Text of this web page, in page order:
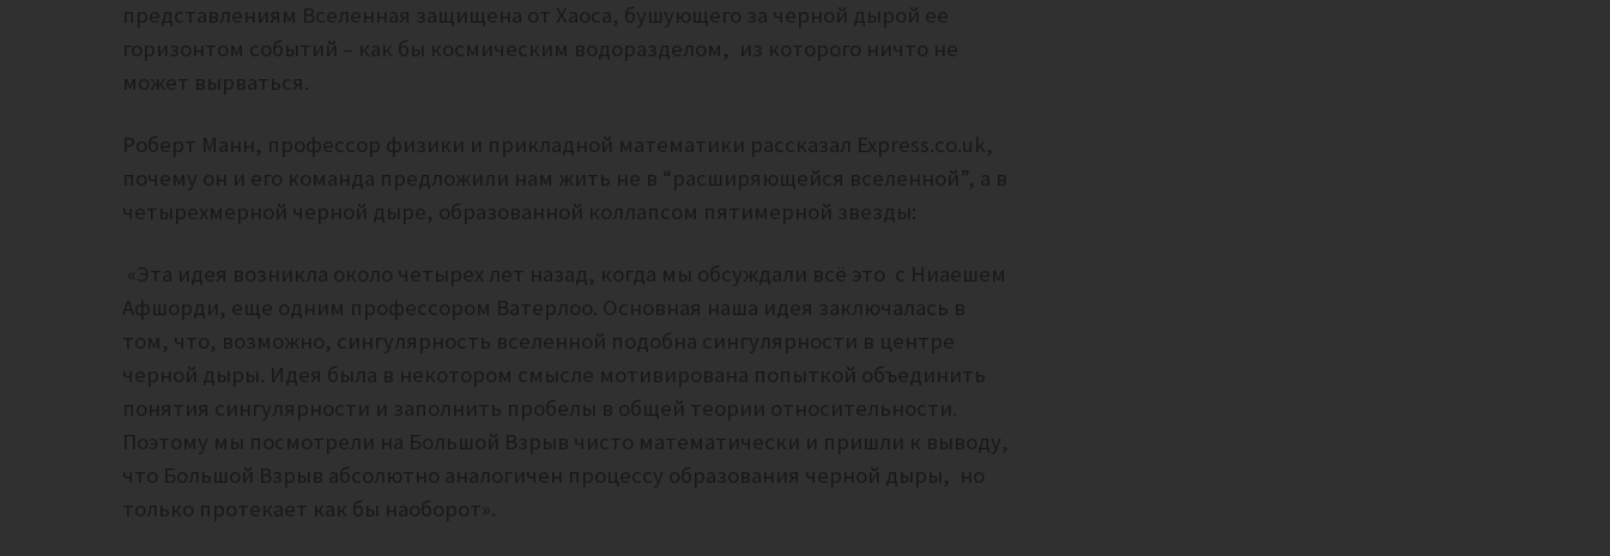
представлениям Вселенная защищена от Хаоса, бушующего за черной дырой ее
горизонтом событий – как бы космическим водоразделом, из которого ничто не
может вырваться.
Роберт Манн, профессор физики и прикладной математики рассказал Express.co.uk,
почему он и его команда предложили нам жить не в “расширяющейся вселенной”, а в
четырехмерной черной дыре, образованной коллапсом пятимерной звезды:
«Эта идея возникла около четырех лет назад, когда мы обсуждали всё это с Ниаешем
Афшорди, еще одним профессором Ватерлоо.
Основная наша идея заключалась в
том, что, возможно, сингулярность вселенной подобна сингулярности в центре
черной дыры. Идея была в некотором смысле мотивирована попыткой объединить
понятия сингулярности и заполнить пробелы в общей теории относительности.
Поэтому мы посмотрели на Большой Взрыв чисто математически и пришли к выводу,
что Большой Взрыв абсолютно аналогичен процессу образования черной дыры, но
только протекает как бы наоборот».